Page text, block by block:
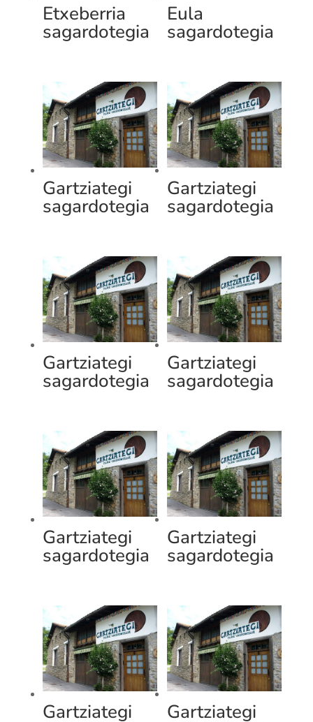
Etxeberria
sagardotegia
Eula
sagardotegia
Gartziategi
sagardotegia
Gartziategi
sagardotegia
Gartziategi
sagardotegia
Gartziategi
sagardotegia
Gartziategi
sagardotegia
Gartziategi
sagardotegia
Gartziategi Gartziategi